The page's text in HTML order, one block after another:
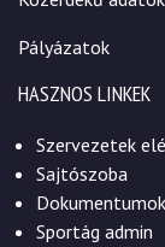
Pályázatok
HASZNOS LINKEK
Szervezetek
Sajtószoba
Dokumentumok
Sportág admin